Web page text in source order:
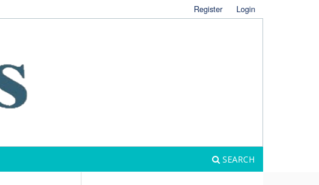
SEARCH
Register Login